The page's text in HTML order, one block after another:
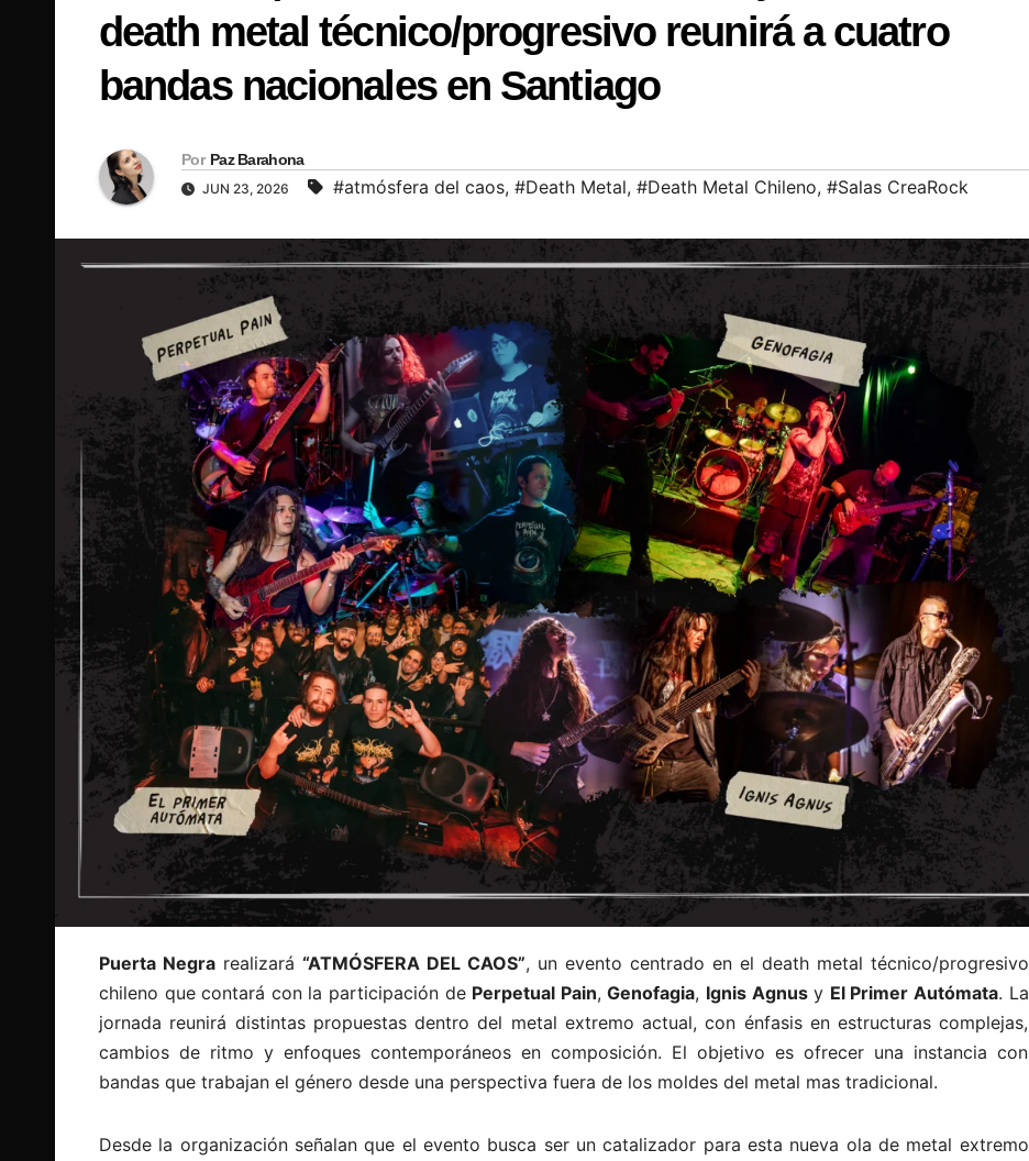
death metal técnico/progresivo reunirá a cuatro
bandas nacionales en Santiago
Por Paz Barahona
JUN 23, 2026 #atmósfera del caos, #Death Metal, #Death Metal Chileno, #Salas CreaRock
Puerta Negrarealizará “ATMÓSFERA DEL CAOS”, un evento centrado en el death metal técnico/progresivo
chileno que contará con la participación de Perpetual Pain,Genofagia, Ignis Agnusy El Primer Autómata. La
jornada reunirá distintas propuestas dentro del metal extremo actual, con énfasis en estructuras complejas,
cambios de ritmo y enfoques contemporáneos en composición. El objetivo es ofrecer una instancia con
bandas que trabajan el género desde una perspectiva fuera de los moldes del metal mas tradicional.
Desde la organización señalan que el evento busca ser un catalizador para esta nueva ola de metal extremo